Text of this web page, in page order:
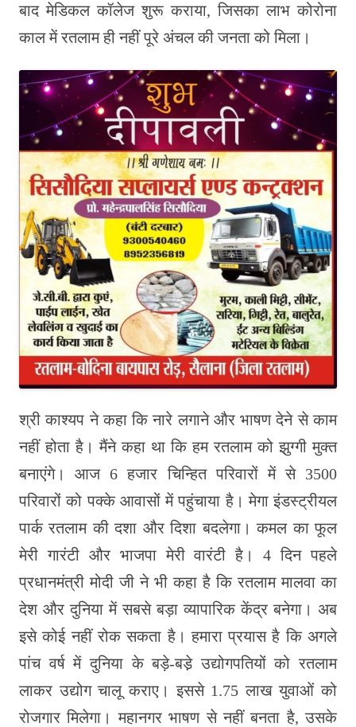
बाद मेडिकल कॉलेज शुरू कराया, जिसका लाभ कोरोना
काल में रतलाम ही नहीं पूरे अंचल की जनता को मिला।
श्री काश्यप ने कहा कि नारे लगाने और भाषण देने से काम
नहीं होता है। मैंने कहा था कि हम रतलाम को झुग्गी मुक्त
बनाएंगे। आज 6 हजार चिन्हित परिवारों में से 3500
परिवारों को पक्के आवासों में पहुंचाया है। मेगा इंडस्ट्रीयल
पार्क रतलाम की दशा और दिशा बदलेगा। कमल का फूल
मेरी गारंटी और भाजपा मेरी वारंटी है। 4 दिन पहले
प्रधानमंत्री मोदी जी ने भी कहा है कि रतलाम मालवा का
देश और दुनिया में सबसे बड़ा व्यापारिक केंद्र बनेगा। अब
इसे कोई नहीं रोक सकता है। हमारा प्रयास है कि अगले
पांच वर्ष में दुनिया के बड़े-बडे़ उद्योगपतियों को रतलाम
लाकर उद्योग चालू कराए। इससे 1.75 लाख युवाओं को
रोजगार मिलेगा। महानगर भाषण से नहीं बनता है, उसके